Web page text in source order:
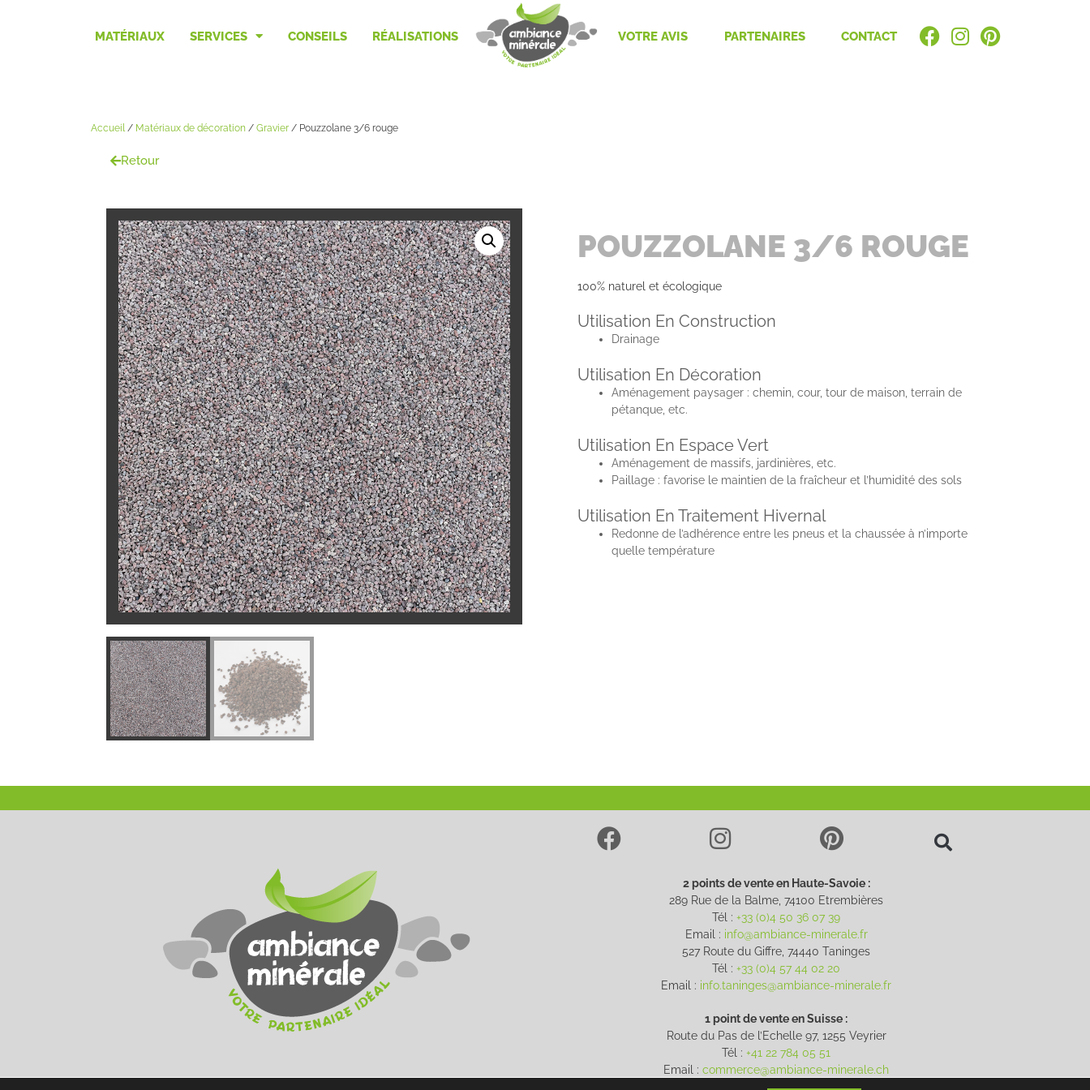
MATÉRIAUX SERVICES CONSEILS RÉALISATIONS VOTRE AVIS PARTENAIRES CONTACT
Accueil/ Matériaux de décoration / Gravier / Pouzzolane 3/6 rouge
Retour
POUZZOLANE 3/6 ROUGE
100% naturel et écologique
Utilisation En Construction
Drainage
Utilisation En Décoration
Aménagement paysager : chemin, cour, tour de maison, terrain de
pétanque, etc.
Utilisation En Espace Vert
Aménagement de massifs, jardinières, etc.
Paillage : favorise le maintien de la fraîcheur et l’humidité des sols
Utilisation En Traitement Hivernal
Redonne de l’adhérence entre les pneus et la chaussée à n’importe
quelle température
2 points de vente en Haute-Savoie :
289 Rue de la Balme, 74100 Etrembières
Tél : +33 (0)4 50 36 07 39
Email : info@ambiance-minerale.fr
527 Route du Giffre, 74440 Taninges
Tél : +33 (0)4 57 44 02 20
Email : info.taninges@ambiance-minerale.fr
1 point de vente en Suisse :
Route du Pas de l’Echelle 97, 1255 Veyrier
Tél : +41 22 784 05 51
Email : commerce@ambiance-minerale.ch